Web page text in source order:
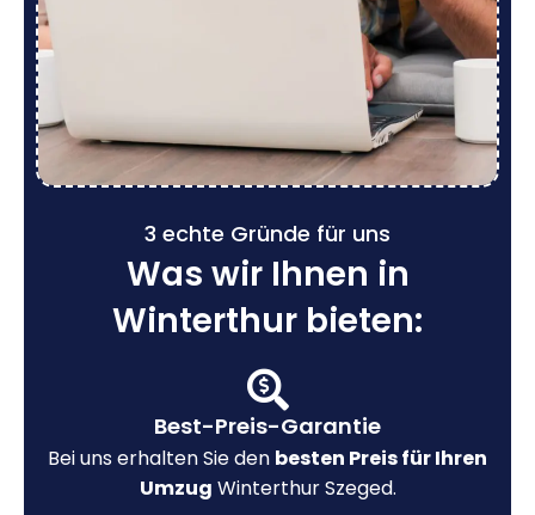
3 echte Gründe für uns
Was wir Ihnen in
Winterthur bieten:
Best-Preis-Garantie
Bei uns erhalten Sie den besten Preis für Ihren
Umzug Winterthur Szeged.